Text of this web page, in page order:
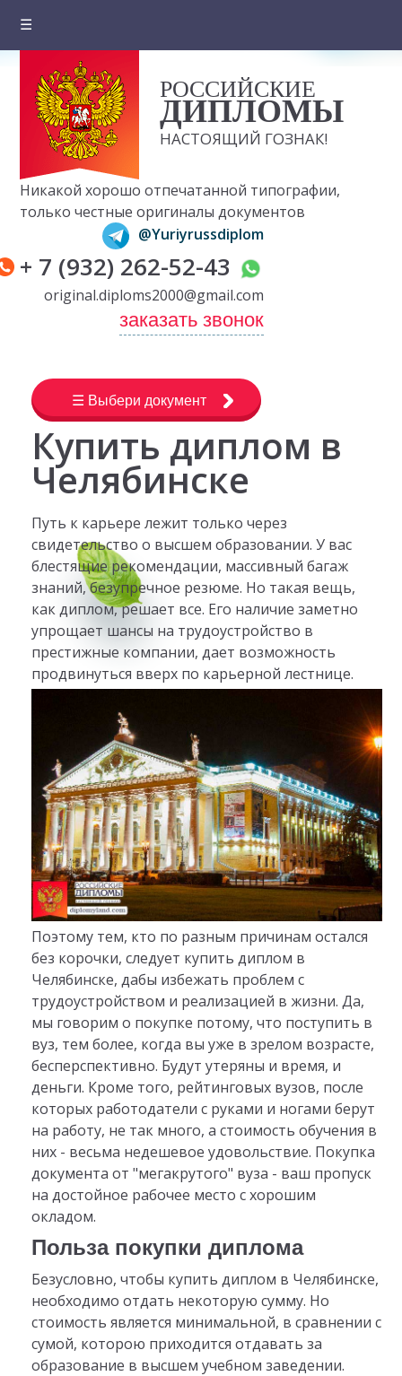
☰
О компании
Цены на документы
Вопросы и ответы
Отзывы клиентов
Оплата и доставка
Контакты
РОССИЙСКИЕ
ДИПЛОМЫ
НАСТОЯЩИЙ ГОЗНАК!
Никакой хорошо отпечатанной типографии,
только честные оригиналы документов
@Yuriyrussdiplom
+ 7 (932) 262-52-43
original.diploms2000@gmail.com
заказать звонок
☰ Выбери документ
Купить диплом в
Челябинске
Путь к карьере лежит только через
свидетельство о высшем образовании. У вас
блестящие рекомендации, массивный багаж
знаний, безупречное резюме. Но такая вещь,
как диплом, решает все. Его наличие заметно
упрощает шансы на трудоустройство в
престижные компании, дает возможность
продвинуться вверх по карьерной лестнице.
Поэтому тем, кто по разным причинам остался
без корочки, следует купить диплом в
Челябинске, дабы избежать проблем с
трудоустройством и реализацией в жизни. Да,
мы говорим о покупке потому, что поступить в
вуз, тем более, когда вы уже в зрелом возрасте,
бесперспективно. Будут утеряны и время, и
деньги. Кроме того, рейтинговых вузов, после
которых работодатели с руками и ногами берут
на работу, не так много, а стоимость обучения в
них - весьма недешевое удовольствие. Покупка
документа от "мегакрутого" вуза - ваш пропуск
на достойное рабочее место с хорошим
окладом.
Польза покупки диплома
Безусловно, чтобы купить диплом в Челябинске,
необходимо отдать некоторую сумму. Но
стоимость является минимальной, в сравнении с
сумой, которою приходится отдавать за
образование в высшем учебном заведении.